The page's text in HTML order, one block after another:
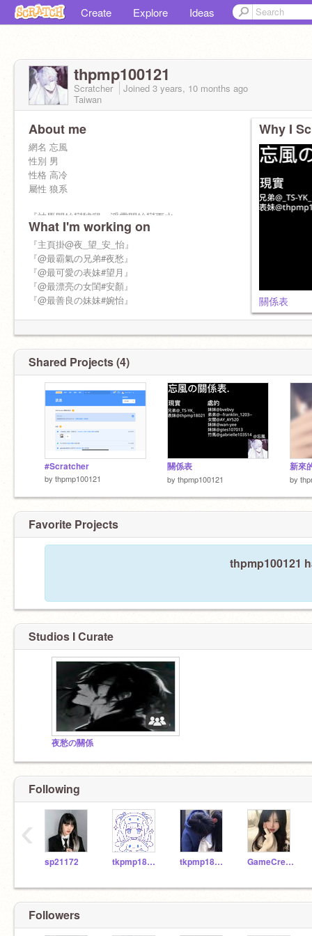
Create Explore Ideas
thpmp100121
Scratcher Joined 3 years, 10 months ago
Taiwan
About me
網名 忘風
性別 男
性格 高冷
屬性 狼系
『神馬開始變驢腿，浮雲開始變雨水』
處關係✓
№兄弟 cp
抄襲✘
盜✘
What I'm working on
『主頁掛@夜_望_安_怡』
『@最霸氣の兄弟#夜愁』
『@最可愛の表妹#望月』
『@最漂亮の女閨#安顏』
『@最善良の妹妹#婉怡』
Why I
關係表
Shared Projects (4)
#Scratcher
by thpmp100121
關係表
by thpmp100121
新來
by
Favorite Projects
thpmp100121
Studios I Curate
夜愁の關係
Following
sp21172 tkpmp181006 tkpmp181221 GameCreator_Girl-alt
‹
Followers